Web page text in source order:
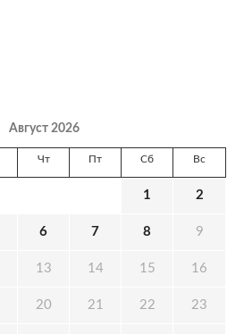
Август 2026
Чт Пт Сб Вс
1 2
6 7 8 9
13 14 15 16
20 21 22 23